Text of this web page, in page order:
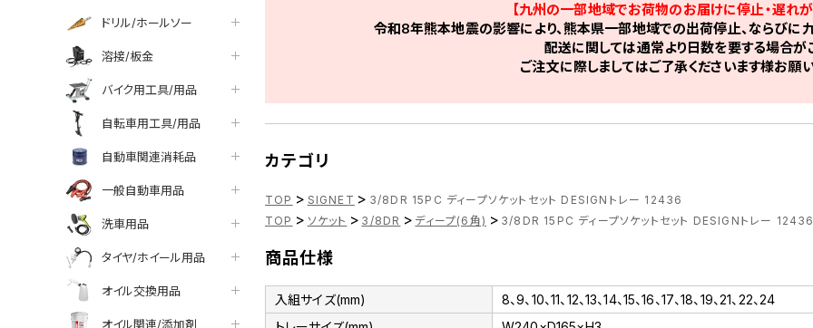
ドリル/ホールソー
溶接/板金
バイク用工具/用品
自転車用工具/用品
自動車関連消耗品
一般自動車用品
洗車用品
タイヤ/ホイール用品
オイル交換用品
オイル関連/添加剤
【九州の一部地域でお荷物のお届けに停止・遅れが
令和8年熊本地震の影響により、熊本県一部地域での出荷停止、ならびに
配送に関しては通常より日数を要する場合が
ご注文に際しましてはご了承くださいます様お願
カテゴリ
TOP > SIGNET > 3/8DR 15PC ディープソケットセット DESIGNトレー 12436
TOP > ソケット > 3/8DR > ディープ(6角) > 3/8DR 15PC ディープソケットセット DESIGNトレー
商品仕様
入組サイズ(mm)
8、9、10、11、12、13、14、15、16、17、18、19、21、22、24